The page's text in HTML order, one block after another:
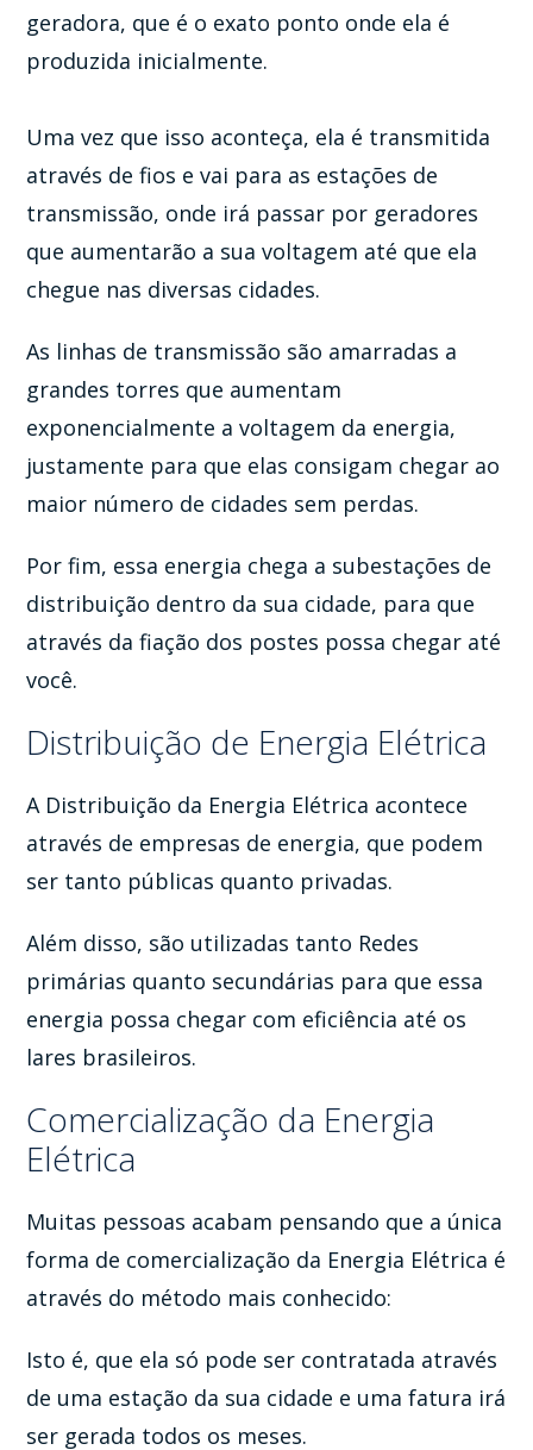
geradora, que é o exato ponto onde ela é
produzida inicialmente.
Uma vez que isso aconteça, ela é transmitida
através de fios e vai para as estações de
transmissão, onde irá passar por geradores
que aumentarão a sua voltagem até que ela
chegue nas diversas cidades.
As linhas de transmissão são amarradas a
grandes torres que aumentam
exponencialmente a voltagem da energia,
justamente para que elas consigam chegar ao
maior número de cidades sem perdas.
Por fim, essa energia chega a subestações de
distribuição dentro da sua cidade, para que
através da fiação dos postes possa chegar até
você.
Distribuição de Energia Elétrica
A Distribuição da Energia Elétrica acontece
através de empresas de energia, que podem
ser tanto públicas quanto privadas.
Além disso, são utilizadas tanto Redes
primárias quanto secundárias para que essa
energia possa chegar com eficiência até os
lares brasileiros.
Comercialização da Energia
Elétrica
Muitas pessoas acabam pensando que a única
forma de comercialização da Energia Elétrica é
através do método mais conhecido:
Isto é, que ela só pode ser contratada através
de uma estação da sua cidade e uma fatura irá
ser gerada todos os meses.